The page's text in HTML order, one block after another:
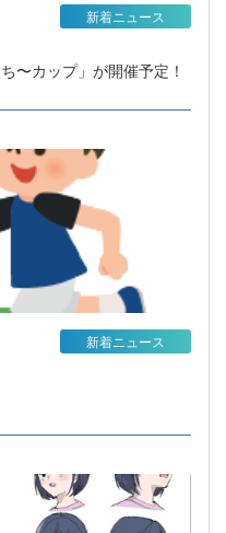
〜カップ」が開催予定！
新着ニュース
新着ニュース